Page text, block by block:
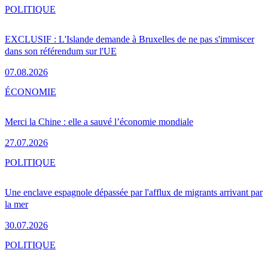
EXCLUSIF : L'Islande demande à Bruxelles de ne pas s'immiscer
dans son référendum sur l'UE
07.08.2026
POLITIQUE
Merci la Chine : elle a sauvé l’économie mondiale
27.07.2026
ÉCONOMIE
Une enclave espagnole dépassée par l'afflux de migrants arrivant par
la mer
30.07.2026
POLITIQUE
POLITIQUE